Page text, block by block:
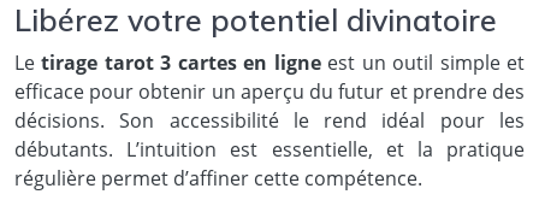
Libérez votre potentiel divinatoire
Letirage tarot 3 cartes en ligne est un outil simple et
efficace pour obtenir un aperçu du futur et prendre des
décisions. Son accessibilité le rend idéal pour les
débutants. L’intuition est essentielle, et la pratique
régulière permet d’affiner cette compétence.